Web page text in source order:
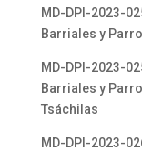
MD-DPI-2023-
Barriales y
MD-DPI-2023-
Barriales y
Tsáchilas
MD-DPI-2023-